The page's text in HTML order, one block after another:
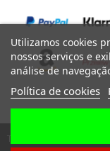
Todos os direitos
Utilizamos cookies
nossos serviços e
análise de
Política de cookies